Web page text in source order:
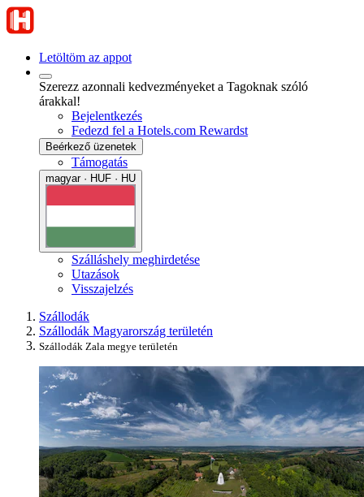
Letöltöm az appot
Szerezz azonnali kedvezményeket a Tagoknak szóló
árakkal!
Bejelentkezés
Fedezd fel a Hotels.com Rewardst
Beérkező üzenetek
Támogatás
magyar · HUF · HU
Szálláshely meghirdetése
Utazások
Visszajelzés
Szállodák
Szállodák Magyarország területén
Szállodák Zala megye területén